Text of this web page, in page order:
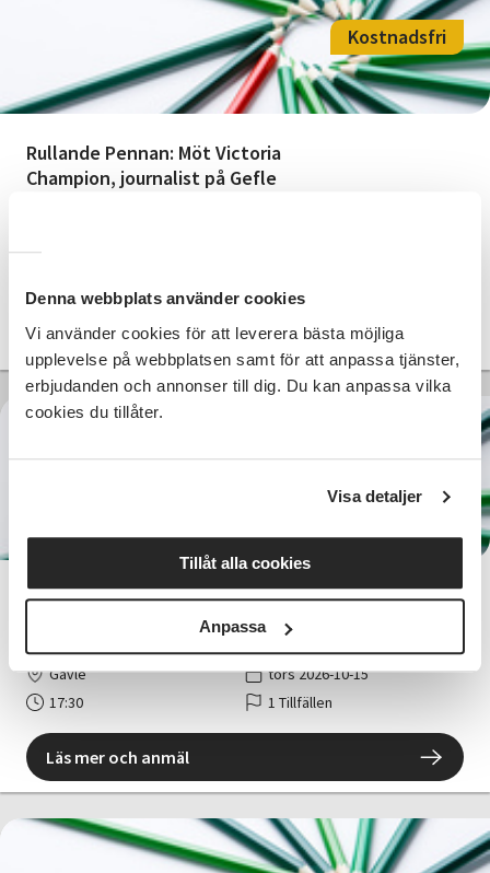
Denna webbplats använder cookies
Vi använder cookies för att leverera bästa möjliga
upplevelse på webbplatsen samt för att anpassa tjänster,
erbjudanden och annonser till dig. Du kan anpassa vilka
cookies du tillåter.
Visa detaljer
Tillåt alla cookies
Anpassa
Rullande Pennan: Möt Victoria
Champion, journalist på Gefle
Kostnadsfri
Läs mer och anmäl
Rullande Pennan: Möt Therese
Kostnadsfri
Gävle
tors 2026-10-15
17:30
1 Tillfällen
Läs mer och anmäl